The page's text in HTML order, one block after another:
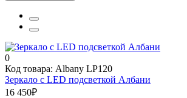
0
Код товара: Albany LP120
Зеркало с LED подсветкой Албани
16 450₽